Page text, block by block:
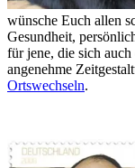
wünsche Euch allen
Gesundheit,
für jene, die sich
angenehme
Ortswechseln.